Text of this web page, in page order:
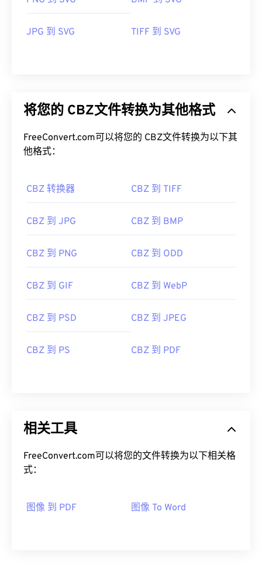
JPG 到 SVG TIFF 到 SVG
将您的 CBZ文件转换为其他格式
FreeConvert.com可以将您的 CBZ文件转换为以下其
他格式：
CBZ 转换器 CBZ 到 TIFF
CBZ 到 JPG CBZ 到 BMP
CBZ 到 PNG CBZ 到 ODD
CBZ 到 GIF CBZ 到 WebP
CBZ 到 PSD CBZ 到 JPEG
CBZ 到 PS CBZ 到 PDF
相关工具
FreeConvert.com可以将您的文件转换为以下相关格
式：
图像 到 PDF 图像 To Word